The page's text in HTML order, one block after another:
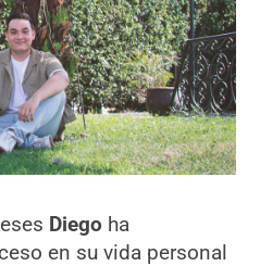
Diego ha
en su vida personal